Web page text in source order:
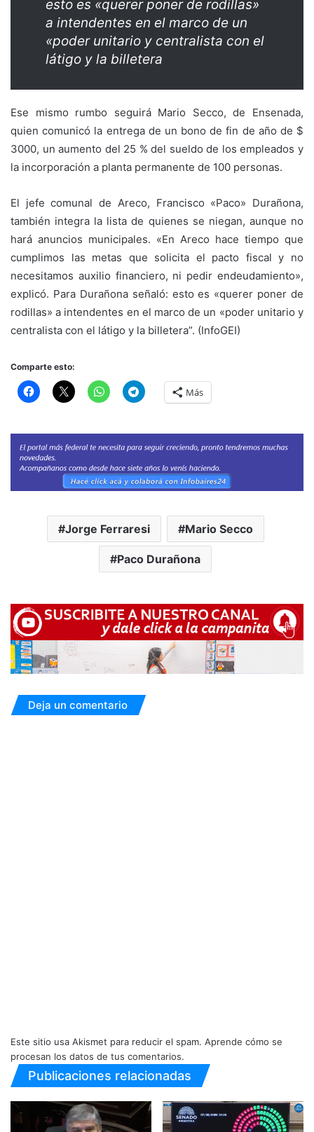
esto es «querer poner de rodillas»
a intendentes en el marco de un
«poder unitario y centralista con el
látigo y la billetera
Ese mismo rumbo seguirá Mario Secco, de Ensenada,
quien comunicó la entrega de un bono de fin de año de $
3000, un aumento del 25 % del sueldo de los empleados y
la incorporación a planta permanente de 100 personas.
El jefe comunal de Areco, Francisco «Paco» Durañona,
también integra la lista de quienes se niegan, aunque no
hará anuncios municipales. «En Areco hace tiempo que
cumplimos las metas que solicita el pacto fiscal y no
necesitamos auxilio financiero, ni pedir endeudamiento»,
explicó. Para Durañona señaló: esto es «querer poner de
rodillas» a intendentes en el marco de un «poder unitario y
centralista con el látigo y la billetera”. (InfoGEI)
Comparte esto:
Más
Jorge Ferraresi Mario Secco
Paco Durañona
Deja un comentario
Este sitio usa Akismet para reducir el spam. Aprende cómo se
procesan los datos de tus comentarios.
Publicaciones relacionadas